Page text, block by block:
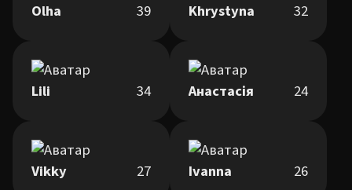
Olha 39 Khrystyna 32
Lili 34 Анастасія 24
Vikky 27 Ivanna 26